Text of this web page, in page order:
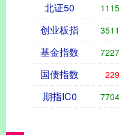
北证50
创业板指
基金指数
国债指数
期指IC0